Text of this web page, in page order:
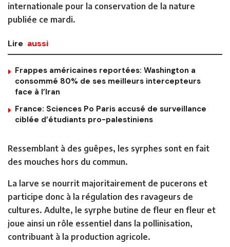
internationale pour la conservation de la nature
publiée ce mardi.
Lire aussi
Frappes américaines reportées: Washington a
consommé 80% de ses meilleurs intercepteurs
face à l’Iran
France: Sciences Po Paris accusé de surveillance
ciblée d’étudiants pro-palestiniens
Ressemblant à des guêpes, les syrphes sont en fait
des mouches hors du commun.
La larve se nourrit majoritairement de pucerons et
participe donc à la régulation des ravageurs de
cultures. Adulte, le syrphe butine de fleur en fleur et
joue ainsi un rôle essentiel dans la pollinisation,
contribuant à la production agricole.